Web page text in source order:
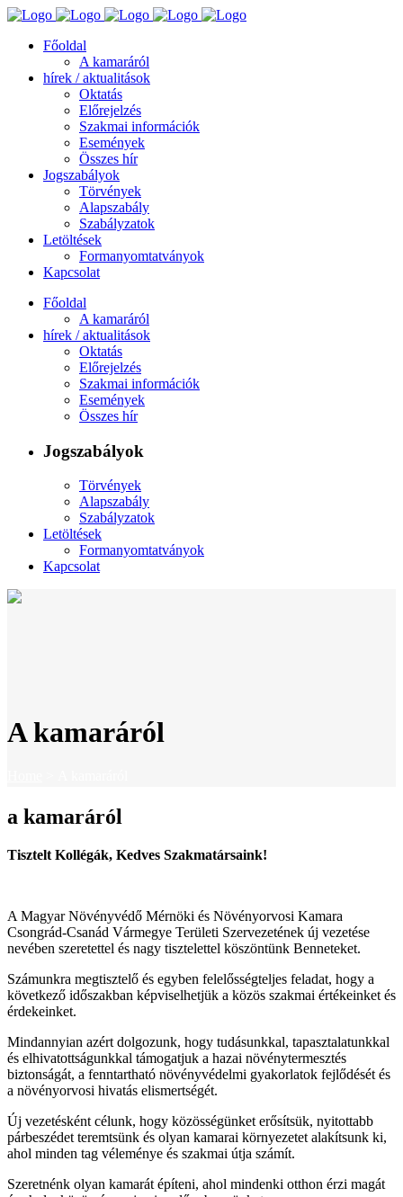
Főoldal
A kamaráról
hírek / aktualitások
Oktatás
Előrejelzés
Szakmai információk
Események
Összes hír
Jogszabályok
Törvények
Alapszabály
Szabályzatok
Letöltések
Formanyomtatványok
Kapcsolat
Főoldal
A kamaráról
hírek / aktualitások
Oktatás
Előrejelzés
Szakmai információk
Események
Összes hír
Jogszabályok
Törvények
Alapszabály
Szabályzatok
Letöltések
Formanyomtatványok
Kapcsolat
A kamaráról
a kamaráról
Tisztelt Kollégák, Kedves Szakmatársaink!
A Magyar Növényvédő Mérnöki és Növényorvosi Kamara
Csongrád-Csanád Vármegye Területi Szervezetének új vezetése
nevében szeretettel és nagy tisztelettel köszöntünk Benneteket.
Számunkra megtisztelő és egyben felelősségteljes feladat, hogy a
következő időszakban képviselhetjük a közös szakmai értékeinket és
érdekeinket.
Mindannyian azért dolgozunk, hogy tudásunkkal, tapasztalatunkkal
és elhivatottságunkkal támogatjuk a hazai növénytermesztés
biztonságát, a fenntartható növényvédelmi gyakorlatok fejlődését és
a növényorvosi hivatás elismertségét.
Új vezetésként célunk, hogy közösségünket erősítsük, nyitottabb
párbeszédet teremtsünk és olyan kamarai környezetet alakítsunk ki,
ahol minden tag véleménye és szakmai útja számít.
Szeretnénk olyan kamarát építeni, ahol mindenki otthon érzi magát